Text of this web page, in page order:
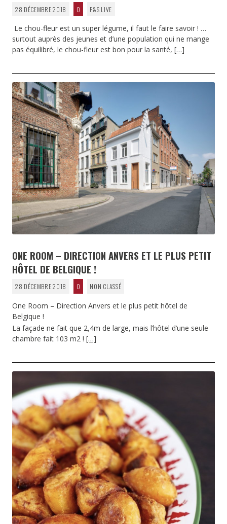
28 DÉCEMBRE 2018 0 F&S LIVE
Le chou-fleur est un super légume, il faut le faire savoir ! …
surtout auprès des jeunes et d’une population qui ne mange
pas équilibré, le chou-fleur est bon pour la santé, […]
ONE ROOM – DIRECTION ANVERS ET LE PLUS PETIT
HÔTEL DE BELGIQUE !
28 DÉCEMBRE 2018 0 NON CLASSÉ
One Room – Direction Anvers et le plus petit hôtel de
Belgique !
La façade ne fait que 2,4m de large, mais l’hôtel d’une seule
chambre fait 103 m2 ! […]